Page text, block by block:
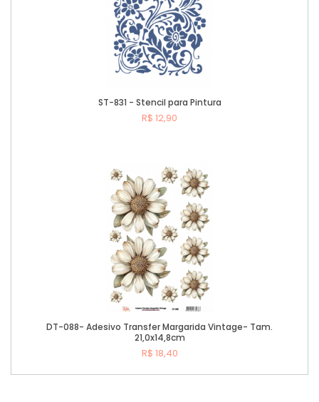
ST-831 - Stencil para Pintura
R$ 12,90
DT-088- Adesivo Transfer Margarida Vintage- Tam.
21,0x14,8cm
R$ 18,40